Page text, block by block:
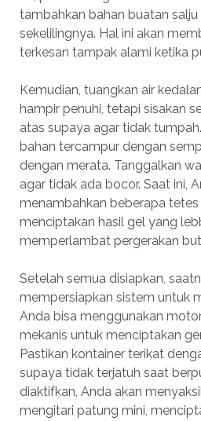
tambahkan bahan buatan
sekelilingnya. Hal ini akan
terkesan tampak alami ketika
Kemudian, tuangkan air
hampir penuhi, tetapi sisakan
atas supaya agar tidak
bahan tercampur dengan
dengan merata. Tanggalkan
agar tidak ada bocor. Saat ini,
menambahkan beberapa
menciptakan hasil gel yang
memperlambat pergerakan
Setelah semua disiapkan,
mempersiapkan sistem untuk
Anda bisa menggunakan
mekanis untuk menciptakan
Pastikan kontainer terikat
supaya tidak terjatuh saat
diaktifkan, Anda akan
mengitari patung mini,